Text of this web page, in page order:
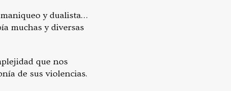
y dualista…
muchas y diversas
que nos
de sus violencias.